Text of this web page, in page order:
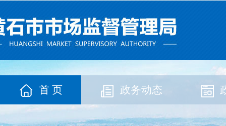
首 页 政务动态